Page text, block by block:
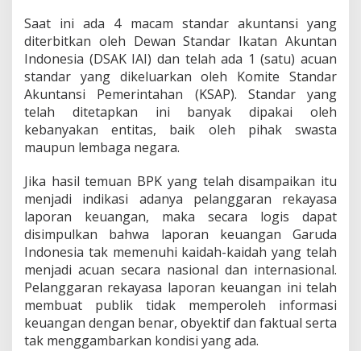
Saat ini ada 4 macam standar akuntansi yang
diterbitkan oleh Dewan Standar Ikatan Akuntan
Indonesia (DSAK IAI) dan telah ada 1 (satu) acuan
standar yang dikeluarkan oleh Komite Standar
Akuntansi Pemerintahan (KSAP). Standar yang
telah ditetapkan ini banyak dipakai oleh
kebanyakan entitas, baik oleh pihak swasta
maupun lembaga negara.
Jika hasil temuan BPK yang telah disampaikan itu
menjadi indikasi adanya pelanggaran rekayasa
laporan keuangan, maka secara logis dapat
disimpulkan bahwa laporan keuangan Garuda
Indonesia tak memenuhi kaidah-kaidah yang telah
menjadi acuan secara nasional dan internasional.
Pelanggaran rekayasa laporan keuangan ini telah
membuat publik tidak memperoleh informasi
keuangan dengan benar, obyektif dan faktual serta
tak menggambarkan kondisi yang ada.